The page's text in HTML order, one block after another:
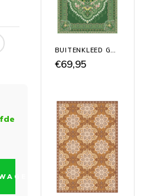
BUITENKLEED GROEN 'WONDER'
€69,95